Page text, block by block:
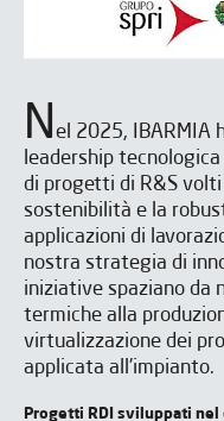
Nel 2025, IBARMIA
leadership
di progetti di R&S
sostenibilità e la
applicazioni di
nostra strategia di
iniziative spaziano da
termiche alla
virtualizzazione dei
applicata all'impianto.
Progetti RDI sviluppati nel